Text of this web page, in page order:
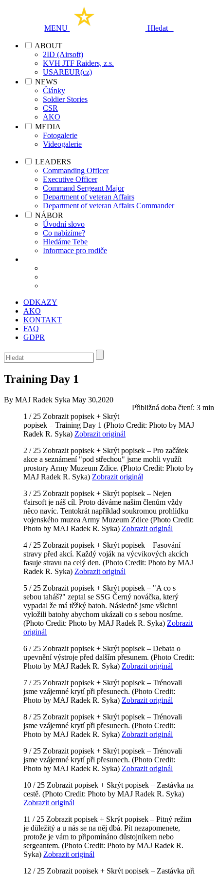
MENU Hledat
ABOUT
2ID (Airsoft)
KVH JTF Raiders, z.s.
USAREUR(cz)
NEWS
Články
Soldier Stories
CSR
AKO
MEDIA
Fotogalerie
Videogalerie
LEADERS
Commanding Officer
Executive Officer
Command Sergeant Major
Department of veteran Affairs
Department of veteran Affairs Commander
NÁBOR
Úvodní slovo
Co nabízíme?
Hledáme Tebe
Informace pro rodiče
ODKAZY
AKO
KONTAKT
FAQ
GDPR
Training Day 1
Přibližná doba čtení: 3 min
By MAJ Radek Syka May 30,2020
1 / 25 Zobrazit popisek + Skrýt
popisek – Training Day 1 (Photo Credit: Photo by MAJ
Radek R. Syka) Zobrazit originál
2 / 25 Zobrazit popisek + Skrýt popisek – Pro začátek
akce a seznámení "pod střechou" jsme mohli využít
prostory Army Muzeum Zdice. (Photo Credit: Photo by
MAJ Radek R. Syka) Zobrazit originál
3 / 25 Zobrazit popisek + Skrýt popisek – Nejen
#airsoft je náš cíl. Proto dáváme našim členům vždy
něco navíc. Tentokrát například soukromou prohlídku
vojenského muzea Army Muzeum Zdice (Photo Credit:
Photo by MAJ Radek R. Syka) Zobrazit originál
4 / 25 Zobrazit popisek + Skrýt popisek – Fasování
stravy před akcí. Každý voják na výcvikových akcích
fasuje stravu na celý den. (Photo Credit: Photo by MAJ
Radek R. Syka) Zobrazit originál
5 / 25 Zobrazit popisek + Skrýt popisek – "A co s
sebou taháš?" zeptal se SSG Černý nováčka, který
vypadal že má těžký batoh. Následně jsme všichni
vyložili batohy abychom ukázali co s sebou nosíme.
(Photo Credit: Photo by MAJ Radek R. Syka) Zobrazit
originál
6 / 25 Zobrazit popisek + Skrýt popisek – Debata o
upevnění výstroje před dalším přesunem. (Photo Credit:
Photo by MAJ Radek R. Syka) Zobrazit originál
7 / 25 Zobrazit popisek + Skrýt popisek – Trénovali
jsme vzájemné krytí při přesunech. (Photo Credit:
Photo by MAJ Radek R. Syka) Zobrazit originál
8 / 25 Zobrazit popisek + Skrýt popisek – Trénovali
jsme vzájemné krytí při přesunech. (Photo Credit:
Photo by MAJ Radek R. Syka) Zobrazit originál
9 / 25 Zobrazit popisek + Skrýt popisek – Trénovali
jsme vzájemné krytí při přesunech. (Photo Credit:
Photo by MAJ Radek R. Syka) Zobrazit originál
10 / 25 Zobrazit popisek + Skrýt popisek – Zastávka na
cestě. (Photo Credit: Photo by MAJ Radek R. Syka)
Zobrazit originál
11 / 25 Zobrazit popisek + Skrýt popisek – Pitný režim
je důležitý a u nás se na něj dbá. Pít nezapomenete,
protože je vám to připomínáno důstojníkem nebo
sergeantem. (Photo Credit: Photo by MAJ Radek R.
Syka) Zobrazit originál
12 / 25 Zobrazit popisek + Skrýt popisek – Zastávka při